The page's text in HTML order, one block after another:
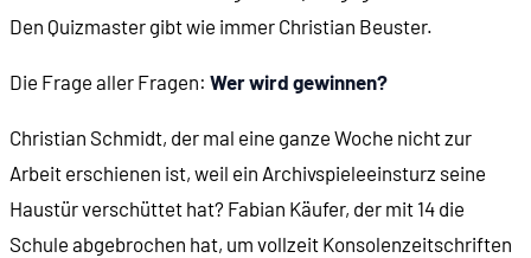
00:16:05 Frage 6
00:19:00 Frage 7
00:20:55 Der Soundbeweis
Den Quizmaster gibt wie immer Christian Beuster.
Die Frage aller Fragen: Wer wird gewinnen?
Christian Schmidt, der mal eine ganze Woche nicht zur
Arbeit erschienen ist, weil ein Archivspieleeinsturz seine
Haustür verschüttet hat? Fabian Käufer, der mit 14 die
Schule abgebrochen hat, um vollzeit Konsolenzeitschriften